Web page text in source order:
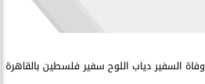
وفاة السفير دياب اللوح سفير فلسطين بالقاهرة